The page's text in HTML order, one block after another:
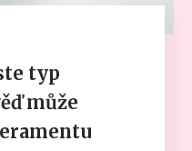
typ
může